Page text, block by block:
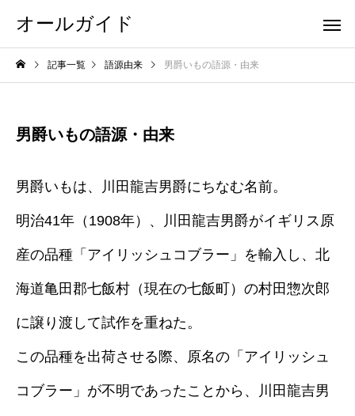
オールガイド
記事一覧 語源由来 男爵いもの語源・由来
男爵いもの語源・由来
男爵いもは、川田龍吉男爵にちなむ名前。
明治41年（1908年）、川田龍吉男爵がイギリス原
産の品種「アイリッシュコブラー」を輸入し、北
海道亀田郡七飯村（現在の七飯町）の村田惣次郎
に譲り渡して試作を重ねた。
この品種を出荷させる際、原名の「アイリッシュ
コブラー」が不明であったことから、川田龍吉男